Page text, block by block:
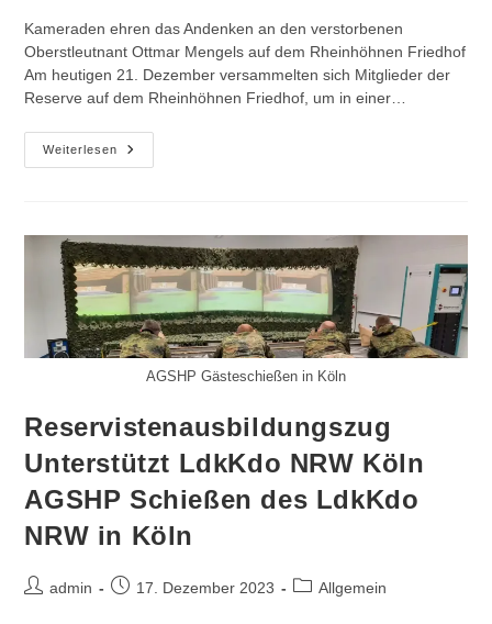
Kameraden ehren das Andenken an den verstorbenen
Oberstleutnant Ottmar Mengels auf dem Rheinhöhnen Friedhof
Am heutigen 21. Dezember versammelten sich Mitglieder der
Reserve auf dem Rheinhöhnen Friedhof, um in einer…
Weiterlesen
„Kameraden
Verlassen
Die
Kameradschaft
Bleibt.“
Gedenkveranstaltung
OTL
Mengels
AGSHP Gästeschießen in Köln
Reservistenausbildungszug
Unterstützt LdkKdo NRW Köln
AGSHP Schießen des LdkKdo
NRW in Köln
Beitrags-
admin
Beitrag17. Dezember 2023
Beitrags-
Allgemein